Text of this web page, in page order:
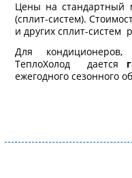
Цены на стандартный
(сплит-систем).
и других сплит-систем
Для
ТеплоХолод дается
ежегодного сезонного